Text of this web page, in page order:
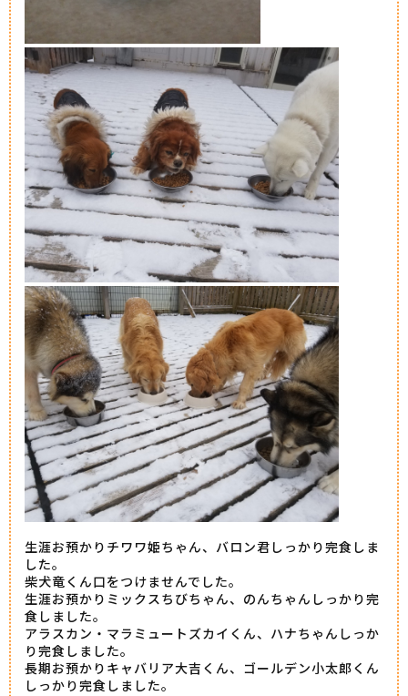
生涯お預かりチワワ姫ちゃん、バロン君しっかり完食しま
した。
柴犬竜くん口をつけませんでした。
生涯お預かりミックスちびちゃん、のんちゃんしっかり完
食しました。
アラスカン・マラミュートズカイくん、ハナちゃんしっか
り完食しました。
長期お預かりキャバリア大吉くん、ゴールデン小太郎くん
しっかり完食しました。